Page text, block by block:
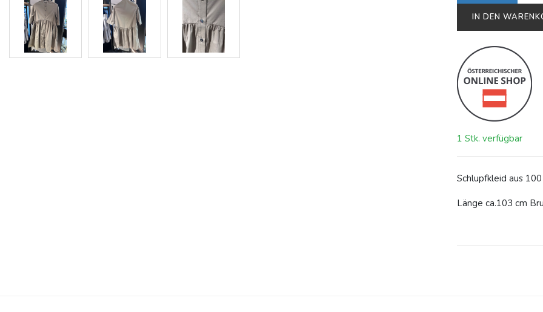
IN DEN
1 Stk. verfügbar
Schlupfkleid aus
Länge ca.103 cm